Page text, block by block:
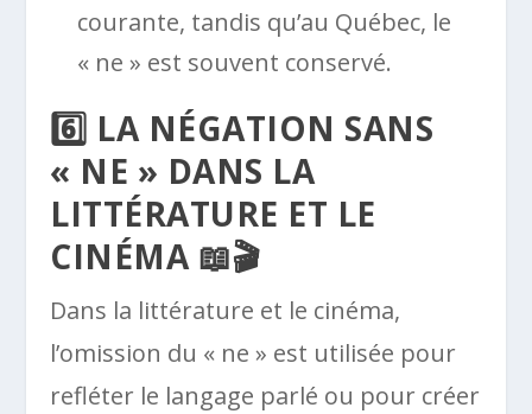
courante, tandis qu’au Québec, le
« ne » est souvent conservé.
6️⃣ LA NÉGATION SANS
« NE » DANS LA
LITTÉRATURE ET LE
CINÉMA 📖🎬
Dans la littérature et le cinéma,
l’omission du « ne » est utilisée pour
refléter le langage parlé ou pour créer